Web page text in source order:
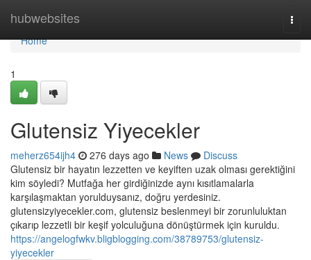
hubwebsites
Home
Home
1
Glutensiz Yiyecekler
meherz654ijh4 276 days ago News
Discuss
Glutensiz bir hayatın lezzetten ve keyiften uzak olması gerektiğini
kim söyledi? Mutfağa her girdiğinizde aynı kısıtlamalarla
karşılaşmaktan yorulduysanız, doğru yerdesiniz.
glutensizyiyecekler.com, glutensiz beslenmeyi bir zorunluluktan
çıkarıp lezzetli bir keşif yolculuğuna dönüştürmek için kuruldu.
https://angelogfwkv.bligblogging.com/38789753/glutensiz-
yiyecekler